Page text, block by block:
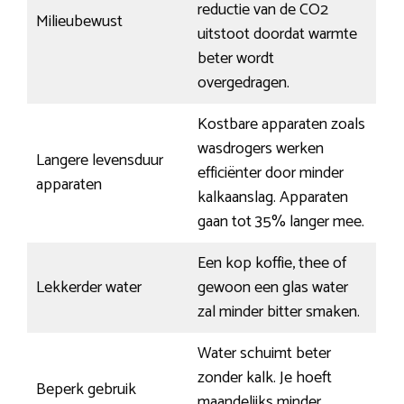
Milieubewust
reductie van de CO2
uitstoot doordat warmte
beter wordt
overgedragen.
Langere levensduur
apparaten
Kostbare apparaten zoals
wasdrogers werken
efficiënter door minder
kalkaanslag. Apparaten
gaan tot 35% langer mee.
Lekkerder water
Een kop koffie, thee of
gewoon een glas water
zal minder bitter smaken.
Beperk gebruik
Water schuimt beter
zonder kalk. Je hoeft